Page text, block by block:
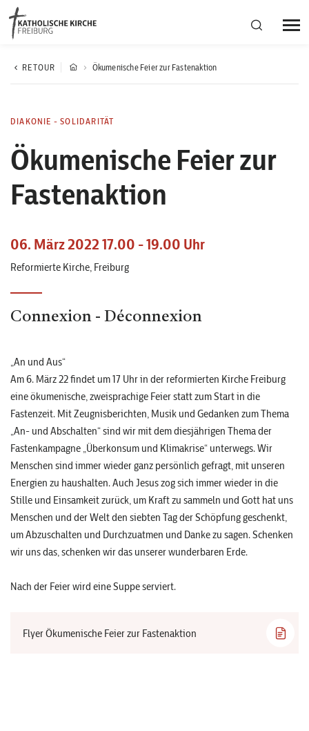
Bistumsregion Deutschfreiburg
Kirchliches Leben
Kantonale Körperschaft
Aktuelles
RETOUR Ökumenische Feier zur Fastenaktion
DIAKONIE - SOLIDARITÄT
Ökumenische Feier zur
Fastenaktion
06. März 2022 17.00 - 19.00 Uhr
Reformierte Kirche, Freiburg
Connexion - Déconnexion
„An und Aus“
Am 6. März 22 findet um 17 Uhr in der reformierten Kirche Freiburg
eine ökumenische, zweisprachige Feier statt zum Start in die
Fastenzeit. Mit Zeugnisberichten, Musik und Gedanken zum Thema
„An- und Abschalten“ sind wir mit dem diesjährigen Thema der
Fastenkampagne „Überkonsum und Klimakrise“ unterwegs. Wir
Menschen sind immer wieder ganz persönlich gefragt, mit unseren
Energien zu haushalten. Auch Jesus zog sich immer wieder in die
Stille und Einsamkeit zurück, um Kraft zu sammeln und Gott hat uns
Menschen und der Welt den siebten Tag der Schöpfung geschenkt,
um Abzuschalten und Durchzuatmen und Danke zu sagen. Schenken
wir uns das, schenken wir das unserer wunderbaren Erde.
Nach der Feier wird eine Suppe serviert.
Flyer Ökumenische Feier zur Fastenaktion